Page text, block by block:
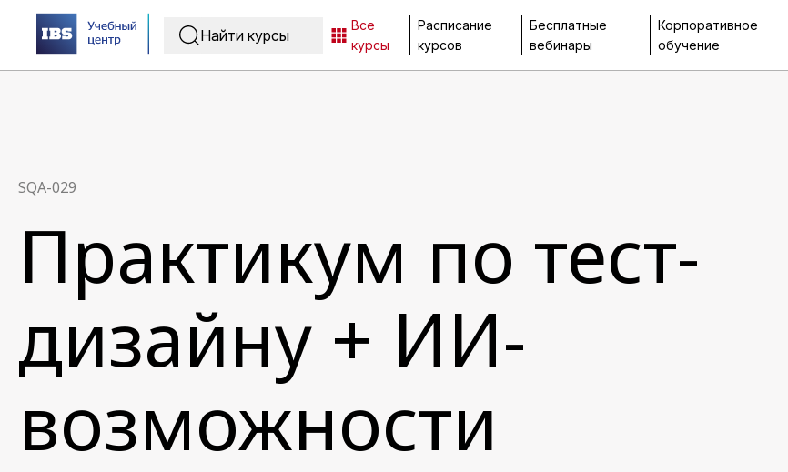
Все
курсы
Расписание
курсов
Бесплатные
вебинары
Корпоративное
обучение
SQA-029
Практикум по тест-
дизайну + ИИ-
возможности